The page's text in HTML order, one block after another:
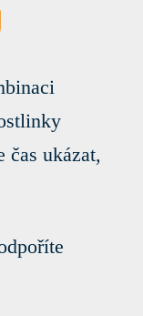
čas ukázat,